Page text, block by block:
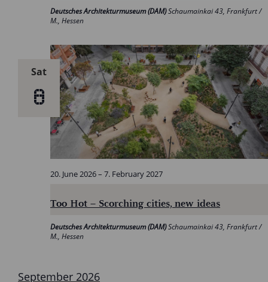
Deutsches Architekturmuseum (DAM)Schaumainkai 43, Frankfurt /
M., Hessen
Sat
8
Too Hot – Scorching cities, new ideas
20. June 2026– 7. February 2027
Deutsches Architekturmuseum (DAM)Schaumainkai 43, Frankfurt /
M., Hessen
September 2026